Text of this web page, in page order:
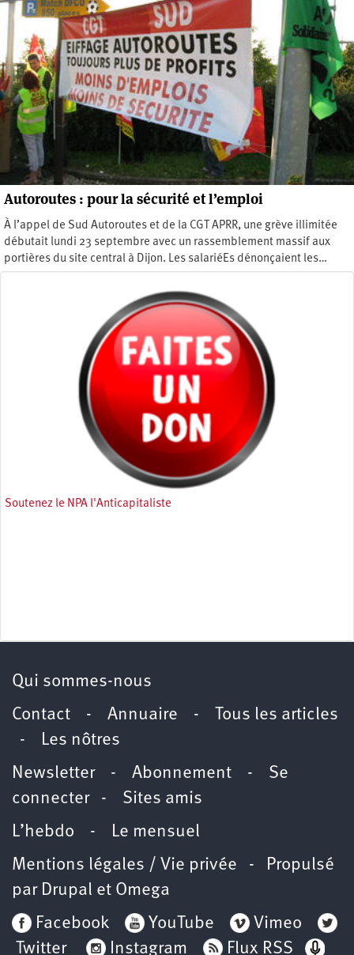
Autoroutes : pour la sécurité et l’emploi
À l’appel de Sud Autoroutes et de la CGT APRR, une grève illimitée
débutait lundi 23 septembre avec un rassemblement massif aux
portières du site central à Dijon. Les salariéEs dénonçaient les…
Soutenez le NPA l'Anticapitaliste
Qui sommes-nous
Contact - Annuaire -
Tous les articles
- Les nôtres
Newsletter- Abonnement - Se
connecter- Sites amis
L’hebdo - Le mensuel
Mentions légales / Vie privée - Propulsé
par Drupal et Omega
Facebook
YouTube
Vimeo
Twitter
Instagram Flux RSS